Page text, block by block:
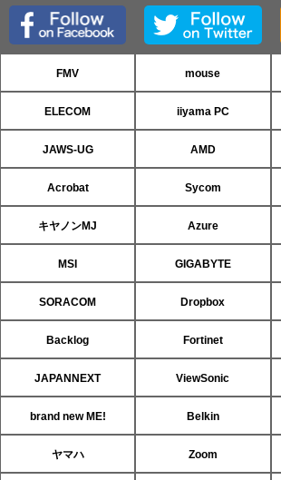
FMV mouse
ELECOM iiyama PC
JAWS-UG AMD
Acrobat Sycom
キヤノンMJ Azure
MSI GIGABYTE
SORACOM Dropbox
Backlog Fortinet
JAPANNEXT ViewSonic
brand new ME! Belkin
ヤマハ Zoom